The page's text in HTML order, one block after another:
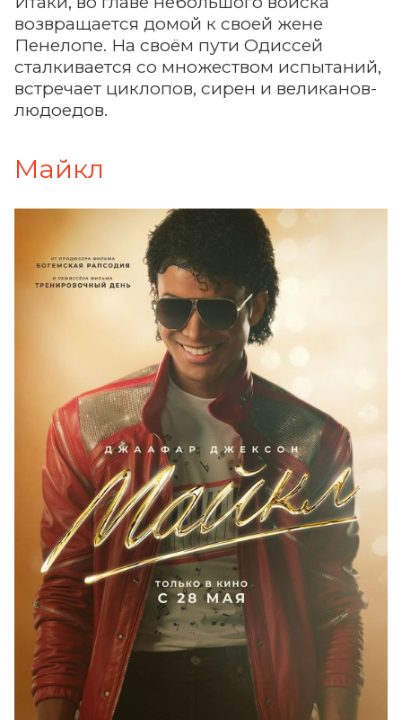
возвращается домой к своей жене
Пенелопе. На своём пути Одиссей
сталкивается со множеством испытаний,
встречает циклопов, сирен и великанов-
людоедов.
Майкл